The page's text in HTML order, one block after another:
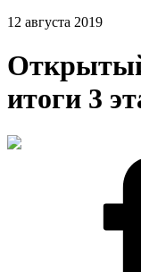
12 августа 2019
итоги 3